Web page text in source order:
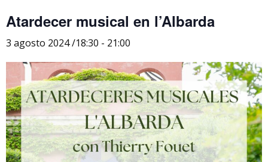
Atardecer musical en l’Albarda
3 agosto 2024 /18:30 - 21:00